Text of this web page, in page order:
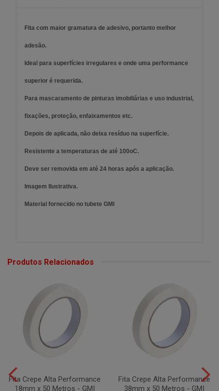
Fita com maior gramatura de adesivo, portanto melhor
adesão.
Ideal para superfícies irregulares e onde uma performance
superior é requerida.
Para mascaramento de pinturas imobiliárias e uso industrial,
fixações, proteção, enfaixamentos etc.
Depois de aplicada, não deixa resíduo na superfície.
Resistente a temperaturas de até 100oC.
Deve ser removida em até 24 horas após a aplicação.
Imagem Ilustrativa.
Material fornecido no tubete GMI
Produtos Relacionados
Fita Crepe Alta Performance
18mm x 50 Metros - GMI
Fita Crepe Alta Performance
38mm x 50 Metros - GMI